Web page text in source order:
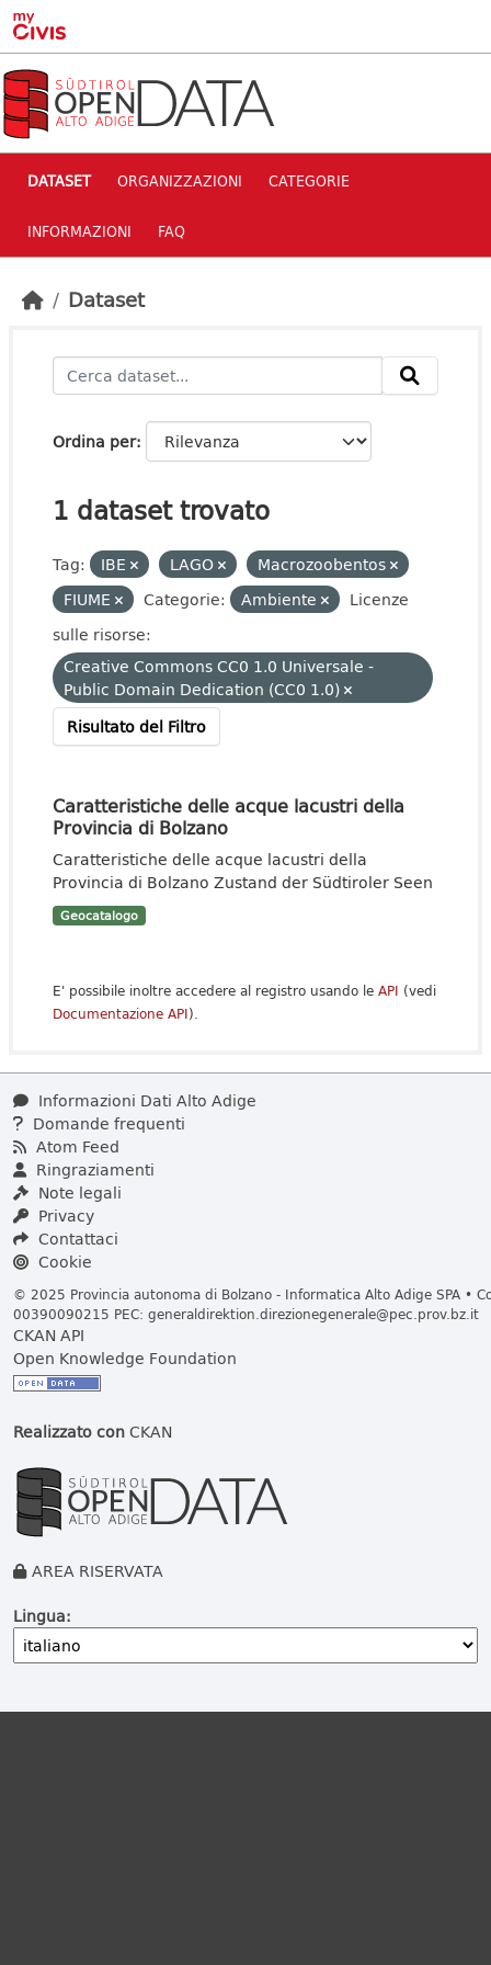
Skip to main content
DATASET ORGANIZZAZIONI CATEGORIE
INFORMAZIONI FAQ
Dataset
Ordina per
1 dataset trovato
Tag: IBE LAGO
Macrozoobentos
FIUME
Categorie: Ambiente
Licenze
sulle risorse:
Creative Commons CC0 1.0 Universale -
Public Domain Dedication (CC0 1.0)
Risultato del Filtro
Caratteristiche delle acque lacustri della
Provincia di Bolzano
Caratteristiche delle acque lacustri della
Provincia di Bolzano Zustand der Südtiroler Seen
Geocatalogo
E' possibile inoltre accedere al registro usando le API (vedi
Documentazione API).
Informazioni Dati Alto Adige
Domande frequenti
Atom Feed
Ringraziamenti
Note legali
Privacy
Contattaci
Cookie
© 2025 Provincia autonoma di Bolzano - Informatica Alto Adige SPA •
00390090215 PEC: generaldirektion.direzionegenerale@pec.prov.bz.it
CKAN API
Open Knowledge Foundation
Realizzato conCKAN
AREA RISERVATA
Lingua